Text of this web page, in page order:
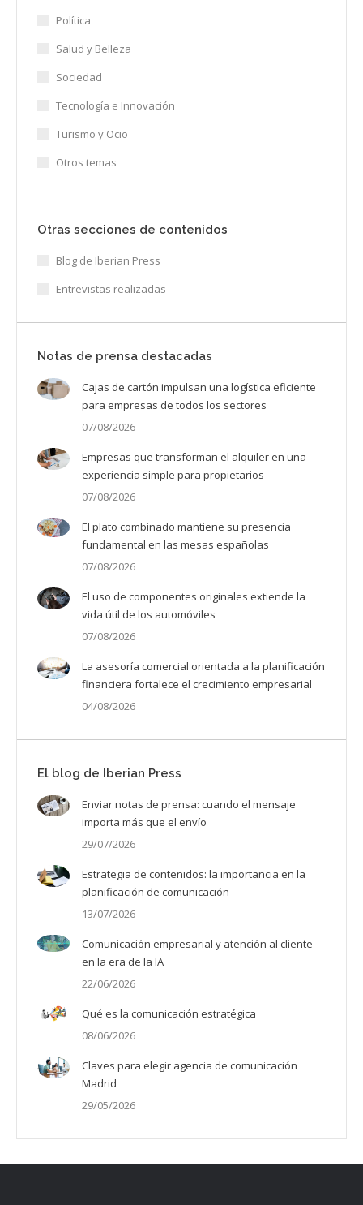
Política
Salud y Belleza
Sociedad
Tecnología e Innovación
Turismo y Ocio
Otros temas
Otras secciones de contenidos
Blog de Iberian Press
Entrevistas realizadas
Notas de prensa destacadas
Cajas de cartón impulsan una logística eficiente
para empresas de todos los sectores
07/08/2026
Empresas que transforman el alquiler en una
experiencia simple para propietarios
07/08/2026
El plato combinado mantiene su presencia
fundamental en las mesas españolas
07/08/2026
El uso de componentes originales extiende la
vida útil de los automóviles
07/08/2026
La asesoría comercial orientada a la planificación
financiera fortalece el crecimiento empresarial
04/08/2026
El blog de Iberian Press
Enviar notas de prensa: cuando el mensaje
importa más que el envío
29/07/2026
Estrategia de contenidos: la importancia en la
planificación de comunicación
13/07/2026
Comunicación empresarial y atención al cliente
en la era de la IA
22/06/2026
Qué es la comunicación estratégica
08/06/2026
Claves para elegir agencia de comunicación
Madrid
29/05/2026